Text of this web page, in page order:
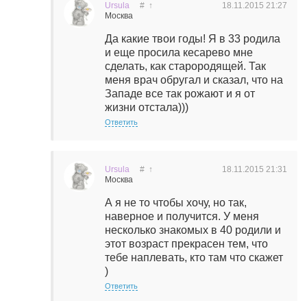
Ursula
Москва
18.11.2015 21:27
# ↑
Да какие твои годы! Я в 33 родила
и еще просила кесарево мне
сделать, как старородящей. Так
меня врач обругал и сказал, что на
Западе все так рожают и я от
жизни отстала)))
Ответить
Ursula
Москва
18.11.2015 21:31
# ↑
А я не то чтобы хочу, но так,
наверное и получится. У меня
несколько знакомых в 40 родили и
этот возраст прекрасен тем, что
тебе наплевать, кто там что скажет
)
Ответить